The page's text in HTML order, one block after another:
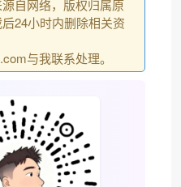
自网络，版权归属原
24小时内删除相关资
与我联系处理。